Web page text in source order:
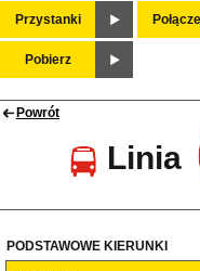
Przystanki
Pobierz
Powrót
Linia
PODSTAWOWE KIERUNKI